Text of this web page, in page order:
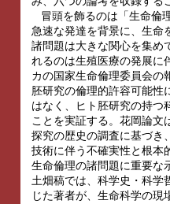
冒頭を飾るのは「生命倫
急速な発達を背景に、生命
諸問題は大きな関心を集め
れるのは生殖医療の発展に
カの国家生命倫理委員会の
胚研究の倫理的許容可能性
はなく、ヒト胚研究の持つ
ことを実証する。花岡論文
探究の歴史の調査に基づき
技術に伴う不確実性と根本
生命倫理の諸問題に重要な
土畑稿では、科学史・科学
じた著者が、生命科学の